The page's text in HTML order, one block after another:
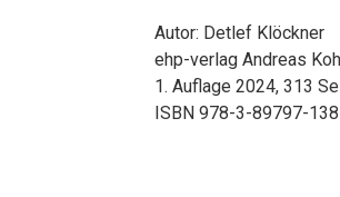
Autor: Detlef Klöckner
ehp-verlag Andreas
1. Auflage 2024, 313
ISBN 978-3-89797-